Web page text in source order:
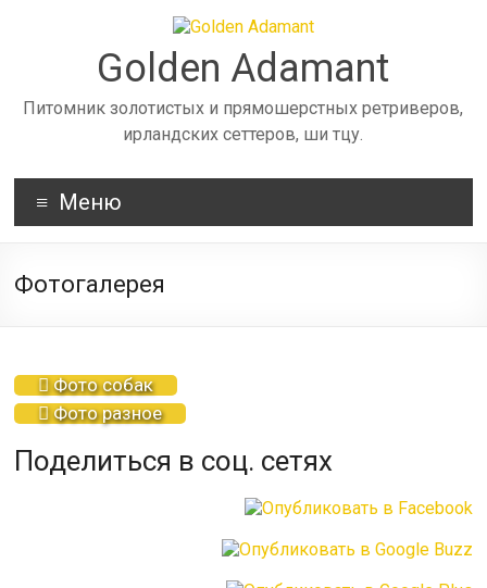
Golden Adamant
Питомник золотистых и прямошерстных ретриверов,
ирландских сеттеров, ши тцу.
Меню
Фотогалерея
Фото собак
Фото разное
Поделиться в соц. сетях